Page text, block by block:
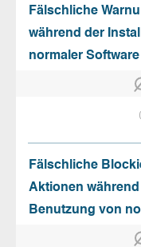
Fälschliche
während der
normaler Software
Fälschliche
Aktionen
Benutzung von